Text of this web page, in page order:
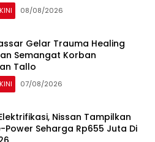
08/08/2026
Gelar Trauma Healing
Semangat Korban
Tallo
07/08/2026
Nissan Tampilkan
Power Seharga Rp655 Juta Di